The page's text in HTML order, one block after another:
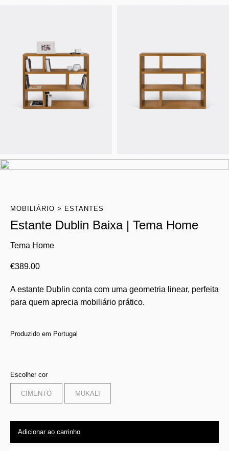
MOBILIÁRIO ESTANTES
Estante Dublin Baixa | Tema Home
Tema Home
€389.00
A estante Dublin conta com uma geometria linear, perfeita
para quem aprecia mobiliário prático.
Produzido em Portugal
Escolher cor
CIMENTO MUKALI
Adicionar ao carrinho